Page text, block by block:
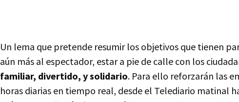
Un lema que pretende resumir los objetivos que tienen
aún más al espectador, estar a pie de calle con los
familiar, divertido, y solidario. Para ello reforzarán las
horas diarias en tiempo real, desde el Telediario matinal